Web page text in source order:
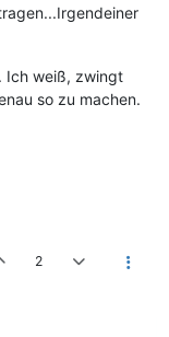
Ich weiß, zwingt
so zu machen.
2